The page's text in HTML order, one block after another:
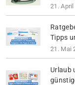
21.
Tipps
21. Mai
Urlaub